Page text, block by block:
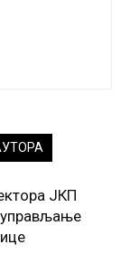
ЈКП
управљање